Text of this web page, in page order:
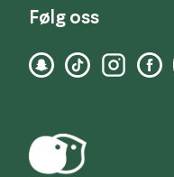
Følg oss